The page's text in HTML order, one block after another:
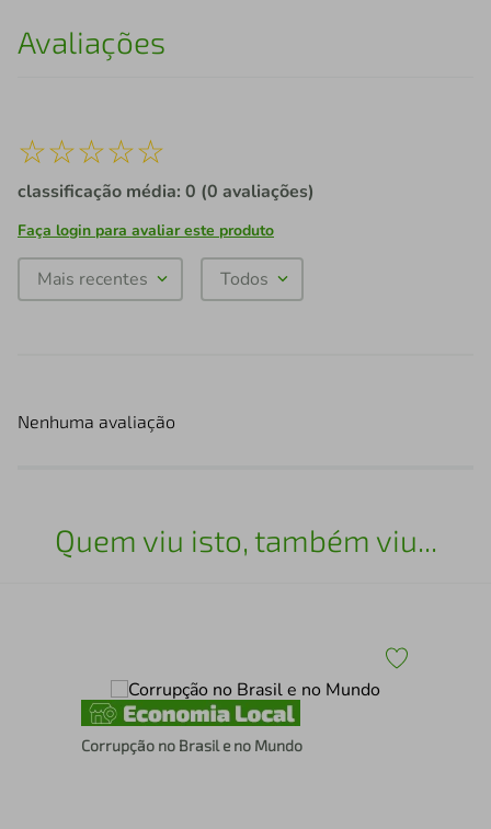
Avaliações
☆☆☆☆☆
classificação média: 0 (0 avaliações)
Faça login para avaliar este produto
Mais recentes Todos
Nenhuma avaliação
Quem viu isto, também viu...
Corrupção no Brasil e no Mundo